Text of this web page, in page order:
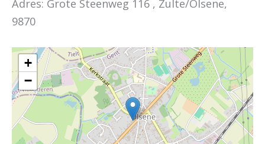
Adres: Grote Steenweg 116 , Zulte/Olsene,
9870
+
−